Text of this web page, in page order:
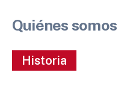
Quiénes somos
Historia